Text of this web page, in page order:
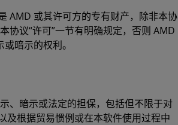
AMD 或其许可方的专有财产，除非本协
协议“许可”一节有明确规定，否则 AMD
或暗示的权利。
、暗示或法定的担保，包括但不限于对
及根据贸易惯例或在本软件使用过程中